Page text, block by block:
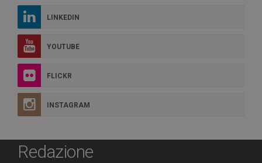
LINKEDIN
YOUTUBE
FLICKR
INSTAGRAM
Redazione